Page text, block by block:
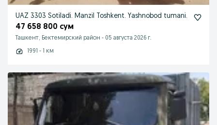
UAZ 3303 Sotiladi. Manzil Toshkent. Yashnobod tumani.
47 658 800 сум
Ташкент, Бектемирский район - 05 августа 2026 г.
1991 - 1 км